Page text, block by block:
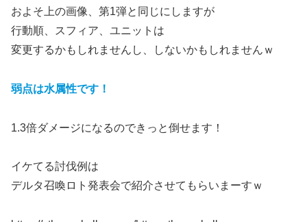
およそ上の画像、第1弾と同じにしますが
行動順、スフィア、ユニットは
変更するかもしれませんし、しないかもしれませんｗ
弱点は水属性です！
1.3倍ダメージになるのできっと倒せます！
イケてる討伐例は
デルタ召喚ロト発表会で紹介させてもらいまーすｗ